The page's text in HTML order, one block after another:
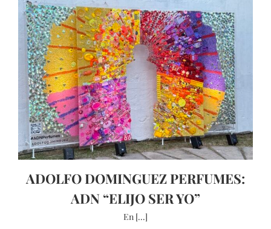
ADOLFO DOMINGUEZ PERFUMES:
ADN “ELIJO SER YO”
En [...]